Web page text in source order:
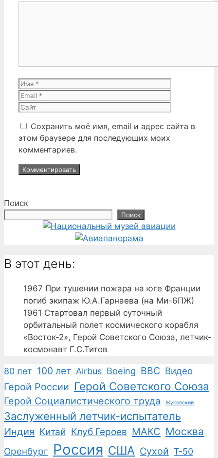
Имя
Сохранить моё имя, email и адрес сайта в
этом браузере для последующих моих
комментариев.
Поиск
Поиск
В этот день:
1967 При тушении пожара на юге Франции
погиб экипаж Ю.А.Гарнаева (на Ми-6ПЖ)
1961 Стартовал первый суточный
орбитальный полет космического корабля
«Восток-2», Герой Советского Союза, летчик-
космонавт Г.С.Титов
80 лет 100 лет Airbus Boeing ВВС Видео
Герой России Герой Советского Союза
Герой Социалистического труда Жуковский
Заслуженный летчик-испытатель
Индия Китай Клуб Героев МАКС Москва
Оренбург Россия США Сухой Т-50